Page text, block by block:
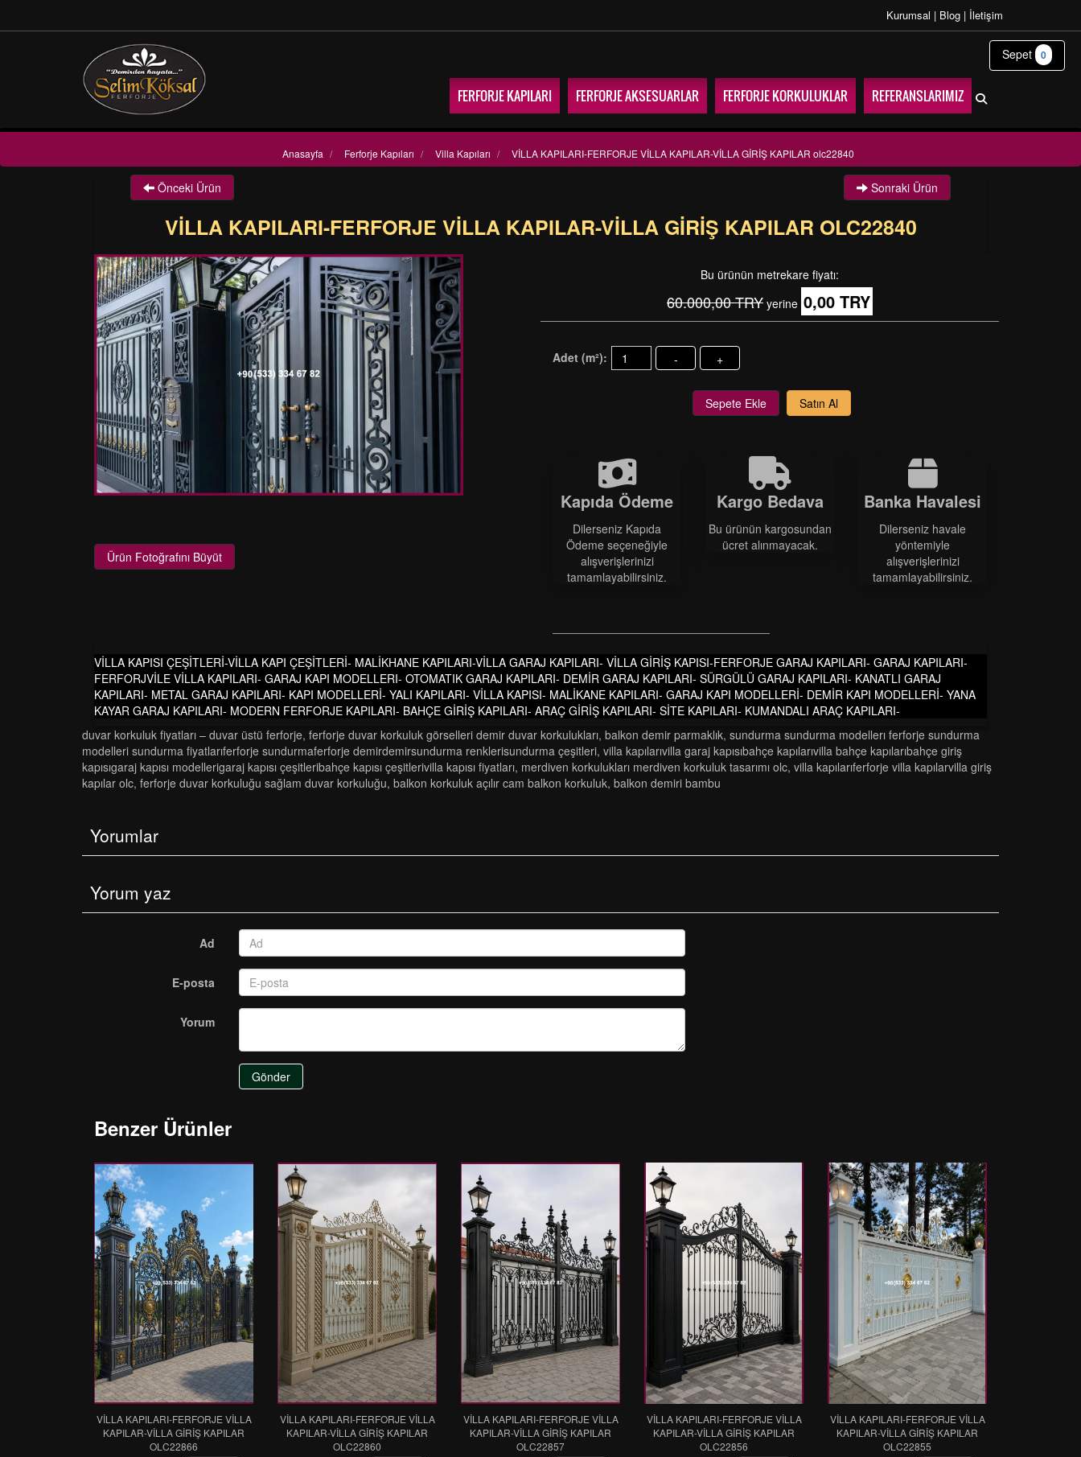
Kurumsal | Blog | İletişim
FERFORJE KAPILARI FERFORJE AKSESUARLAR FERFORJE KORKULUKLAR REFERANSLARIMIZ
VİLLA KAPILARI-FERFORJE VİLLA KAPILAR-VİLLA GİRİŞ KAPILAR olc22840
Villa Kapıları /
Ferforje Kapıları /
Anasayfa /
Önceki Ürün Sonraki Ürün
VİLLA KAPILARI-FERFORJE VİLLA KAPILAR-VİLLA GİRİŞ KAPILAR OLC22840
Ürün Fotoğrafını Büyüt
Bu ürünün metrekare fiyatı:
60.000,00 TRY yerine 0,00 TRY
Adet (m²): - +
Sepete Ekle Satın Al
Kapıda Ödeme
Dilerseniz Kapıda
Ödeme seçeneğiyle
alışverişlerinizi
tamamlayabilirsiniz.
Kargo Bedava
Bu ürünün kargosundan
ücret alınmayacak.
Banka Havalesi
Dilerseniz havale
yöntemiyle
alışverişlerinizi
tamamlayabilirsiniz.
Sepet 0
VİLLA KAPISI ÇEŞİTLERİ-VİLLA KAPI ÇEŞİTLERİ- MALİKHANE KAPILARI-VİLLA GARAJ KAPILARI- VİLLA GİRİŞ KAPISI-FERFORJE GARAJ KAPILARI- GARAJ KAPILARI-
FERFORJVİLE VİLLA KAPILARI- GARAJ KAPI MODELLERI- OTOMATIK GARAJ KAPILARI- DEMİR GARAJ KAPILARI- SÜRGÜLÜ GARAJ KAPILARI- KANATLI GARAJ
KAPILARI- METAL GARAJ KAPILARI- KAPI MODELLERİ- YALI KAPILARI- VİLLA KAPISI- MALİKANE KAPILARI- GARAJ KAPI MODELLERİ- DEMİR KAPI MODELLERİ- YANA
KAYAR GARAJ KAPILARI- MODERN FERFORJE KAPILARI- BAHÇE GİRİŞ KAPILARI- ARAÇ GİRİŞ KAPILARI- SİTE KAPILARI- KUMANDALI ARAÇ KAPILARI-
duvar korkuluk fi̇yatlari – duvar üstü ferforje, ferforje duvar korkuluk görselleri demir duvar korkulukları, balkon demir parmaklık, sundurma sundurma modelleri ferforje sundurma
modelleri̇ sundurma fi̇yatlariferforje sundurmaferforje demi̇rdemi̇rsundurma renkleri̇sundurma çeşi̇tleri̇, vi̇lla kapilarivi̇lla garaj kapisibahçe kapilarivi̇lla bahçe kapilaribahçe gi̇ri̇ş
kapisigaraj kapisi modelleri̇garaj kapisi çeşi̇tleri̇bahçe kapisi çeşi̇tleri̇vi̇lla kapisi fi̇yatlari, merdi̇ven korkuluklari merdi̇ven korkuluk tasarimi olc, vi̇lla kapilariferforje vi̇lla kapilarvi̇lla gi̇ri̇ş
kapilar olc, ferforje duvar korkuluğu sağlam duvar korkuluğu, balkon korkuluk açilir cam balkon korkuluk, balkon demiri bambu
Yorumlar
Yorum yaz
Ad
E-posta
Yorum
Gönder
Benzer Ürünler
VİLLA KAPILARI-FERFORJE VİLLA
KAPILAR-VİLLA GİRİŞ KAPILAR
OLC22866
VİLLA KAPILARI-FERFORJE VİLLA
KAPILAR-VİLLA GİRİŞ KAPILAR
OLC22860
VİLLA KAPILARI-FERFORJE VİLLA
KAPILAR-VİLLA GİRİŞ KAPILAR
OLC22857
VİLLA KAPILARI-FERFORJE VİLLA
KAPILAR-VİLLA GİRİŞ KAPILAR
OLC22856
VİLLA KAPILARI-FERFORJE VİLLA
KAPILAR-VİLLA GİRİŞ KAPILAR
OLC22855